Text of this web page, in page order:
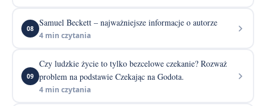
08
Samuel Beckett – najważniejsze informacje o autorze
4 min czytania
09
Czy ludzkie życie to tylko bezcelowe czekanie? Rozważ
problem na podstawie Czekając na Godota.
4 min czytania